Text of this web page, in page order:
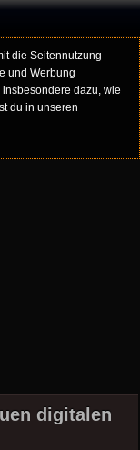
die Seitennutzung
und Werbung
dazu, wie
du in unseren
digitalen